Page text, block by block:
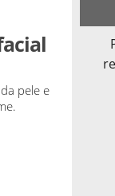
pele e